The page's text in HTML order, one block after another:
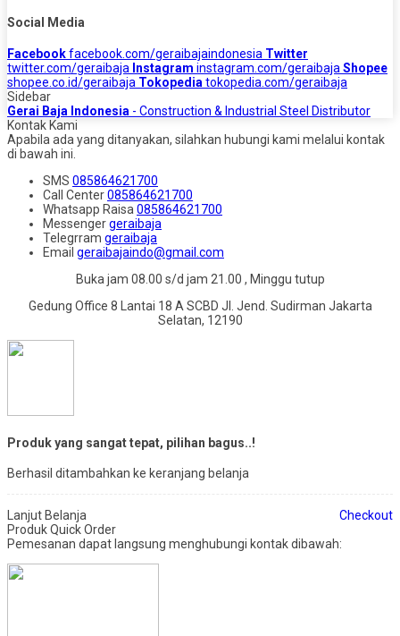
Social Media
Facebookfacebook.com/geraibajaindonesia Twitter
twitter.com/geraibaja Instagram instagram.com/geraibaja Shopee
shopee.co.id/geraibaja Tokopedia tokopedia.com/geraibaja
Sidebar
Gerai Baja Indonesia - Construction & Industrial Steel Distributor
Kontak Kami
Apabila ada yang ditanyakan, silahkan hubungi kami melalui kontak
di bawah ini.
SMS 085864621700
Call Center085864621700
Whatsapp Raisa 085864621700
Messengergeraibaja
Telegrram geraibaja
Email geraibajaindo@gmail.com
Buka jam 08.00 s/d jam 21.00 , Minggu tutup
Gedung Office 8 Lantai 18 A SCBD Jl. Jend. Sudirman Jakarta
Selatan, 12190
Produk yang sangat tepat, pilihan bagus..!
Berhasil ditambahkan ke keranjang belanja
Lanjut Belanja
Checkout
Produk Quick Order
Pemesanan dapat langsung menghubungi kontak dibawah: